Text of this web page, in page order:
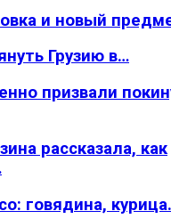
и новый
Грузию в…
призвали
рассказала, как
говядина,